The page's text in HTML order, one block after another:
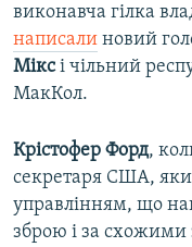
виконавча гілка
написали новий
Міксі чільний
МакКол.
Крістофер Форд,
секретаря США,
управлінням, що
зброю і за